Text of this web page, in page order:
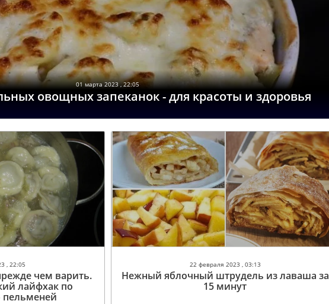
01 марта 2023 , 22:05
овощных запеканок - для красоты и здоровья
, 22:05
чем варить.
лайфхак по
пельменей
22 февраля 2023 , 03:13
Нежный яблочный штрудель из лаваша за
15 минут